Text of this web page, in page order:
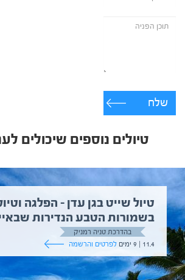
שלח
טיולים נוספים שיכולים
טיול שייט בגן עדן – הפלגה
בשמורות הטבע הנדירות
בהדרכת טניה רמניק
11.4 | 9 ימים
לפרטים והרשמה